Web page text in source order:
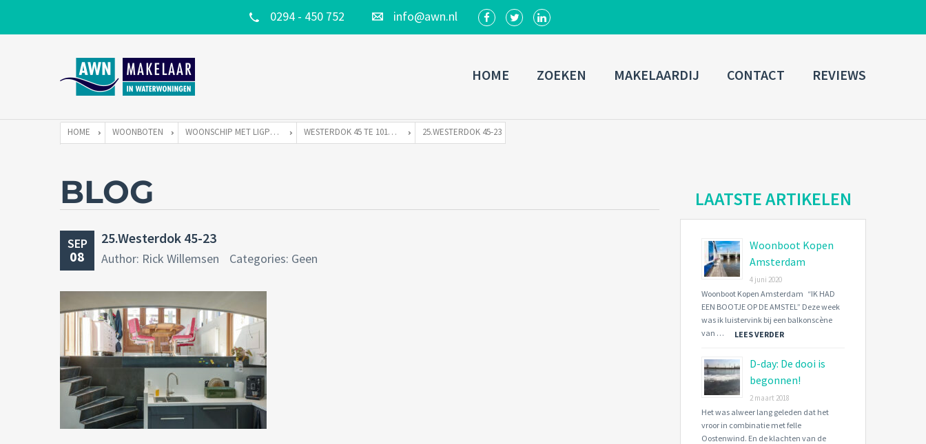
0294 - 450 752 info@awn.nl
Username
Connect with:
Forgot
password? SIGN IN
Remember me
HOME ZOEKEN MAKELAARDIJ CONTACT REVIEWS
HOME WOONBOTEN WOONSCHIP MET LIGPLAATS WESTERDOK 45 TE 1013 AZ AMSTERDAM 25.WESTERDOK 45-23
BLOG
SEP
08
25.Westerdok 45-23
Author: Rick Willemsen Categories: Geen
LAATSTE ARTIKELEN
Woonboot Kopen
Amsterdam
4 juni 2020
Woonboot Kopen Amsterdam “IK HAD
EEN BOOTJE OP DE AMSTEL” Deze week
was ik luistervink bij een balkonscène
van …
LEES VERDER
D-day: De dooi is
begonnen!
2 maart 2018
Het was alweer lang geleden dat het
vroor in combinatie met felle
Oostenwind. En de klachten van de